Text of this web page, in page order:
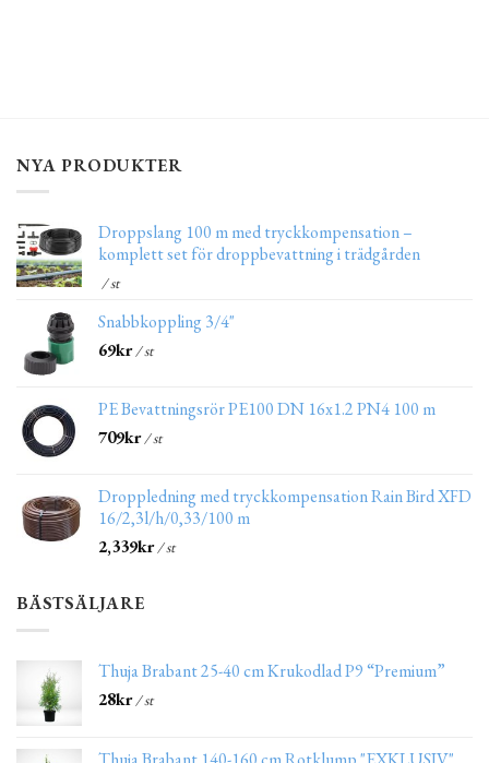
NYA PRODUKTER
Droppslang 100 m med tryckkompensation –
komplett set för droppbevattning i trädgården
/ st
Snabbkoppling 3/4"
69kr/ st
PE Bevattningsrör PE100 DN 16x1.2 PN4 100 m
709kr/ st
Droppledning med tryckkompensation Rain Bird XFD
16/2,3l/h/0,33/100 m
2,339kr/ st
BÄSTSÄLJARE
Thuja Brabant 25-40 cm Krukodlad P9 “Premium”
28kr/ st